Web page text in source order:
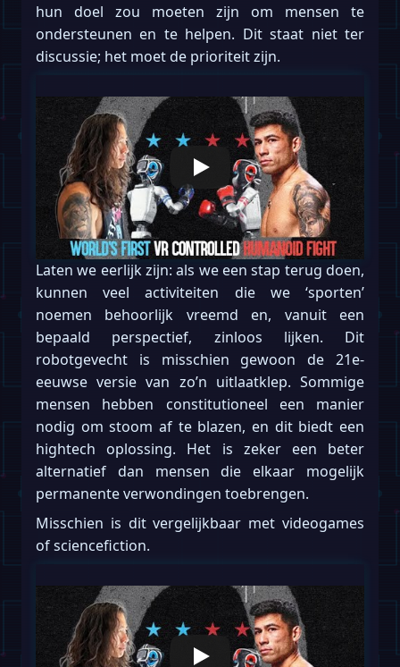
hun doel zou moeten zijn om mensen te
ondersteunen en te helpen. Dit staat niet ter
discussie; het moet de prioriteit zijn.
Laten we eerlijk zijn: als we een stap terug doen,
kunnen veel activiteiten die we ‘sporten’
noemen behoorlijk vreemd en, vanuit een
bepaald perspectief, zinloos lijken. Dit
robotgevecht is misschien gewoon de 21e-
eeuwse versie van zo’n uitlaatklep. Sommige
mensen hebben constitutioneel een manier
nodig om stoom af te blazen, en dit biedt een
hightech oplossing. Het is zeker een beter
alternatief dan mensen die elkaar mogelijk
permanente verwondingen toebrengen.
Misschien is dit vergelijkbaar met videogames
of sciencefiction.